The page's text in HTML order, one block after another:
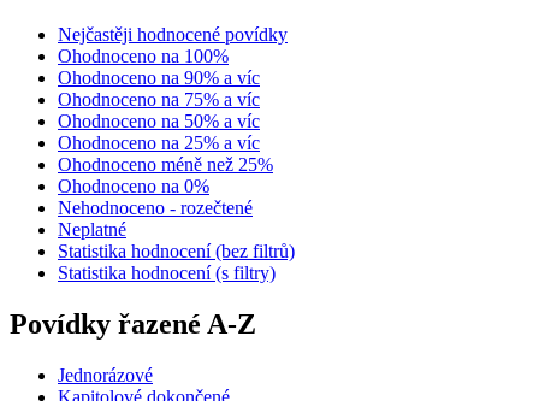
Nejčastěji hodnocené povídky
Ohodnoceno na 100%
Ohodnoceno na 90% a víc
Ohodnoceno na 75% a víc
Ohodnoceno na 50% a víc
Ohodnoceno na 25% a víc
Ohodnoceno méně než 25%
Ohodnoceno na 0%
Nehodnoceno - rozečtené
Neplatné
Statistika hodnocení (bez filtrů)
Statistika hodnocení (s filtry)
Povídky řazené A-Z
Jednorázové
Kapitolové dokončené